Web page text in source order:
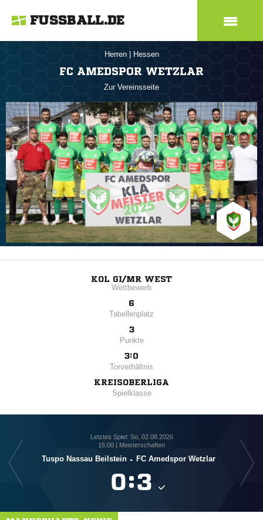
FUSSBALL.DE
Herren Hessen
FC AMEDSPOR WETZLAR
Zur Vereinsseite
KOL GI/MR WEST
Wettbewerb
6
Tabellenplatz
3
Punkte
3:0
Torverhältnis
KREISOBERLIGA
Spielklasse
Letztes Spiel: So, 02.08.2026
15:00 | Meisterschaften
Tuspo Nassau Beilstein - FC Amedspor Wetzlar
: